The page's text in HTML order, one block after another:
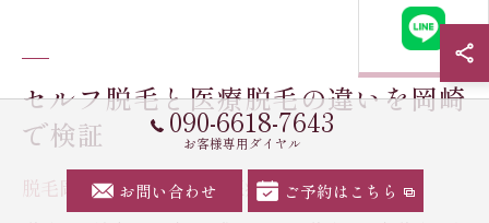
セルフ脱毛と医療脱毛の違いを岡崎
で検証
脱毛岡崎で選ぶセルフと医療の違い
090-6618-7643
お客様専用ダイヤル
お問い合わせ ご予約はこちら